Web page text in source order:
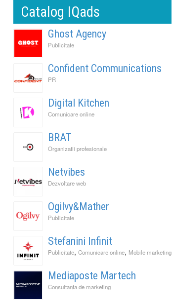
Catalog IQads
Ghost Agency
Publicitate
Confident Communications
PR
Digital Kitchen
Comunicare online
BRAT
Organizatii profesionale
Netvibes
Dezvoltare web
Ogilvy&Mather
Publicitate
Stefanini Infinit
Publicitate, Comunicare online, Mobile marketing
Mediaposte Martech
Consultanta de marketing